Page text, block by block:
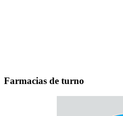
Farmacias de turno